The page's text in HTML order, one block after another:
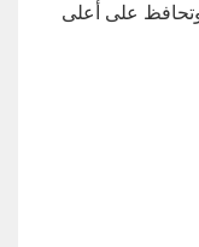
على أعلى